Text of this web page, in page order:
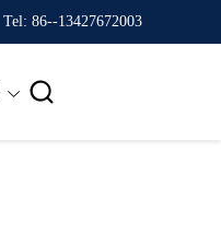
Tel: 86--13427672003
